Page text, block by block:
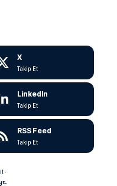
X
Takip Et
LinkedIn
Takip Et
RSS Feed
Takip Et
-